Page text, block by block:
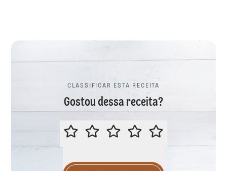
CLASSIFICAR ESTA RECEITA
Gostou dessa receita?
CLASSIFICAR ESTA RECEITA